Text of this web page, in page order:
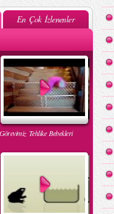
En Çok İzlenenler
Görevimiz Tehlike Bebekleri